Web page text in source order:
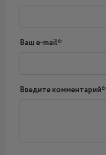
Ваш e-mail*
Введите комментарий*